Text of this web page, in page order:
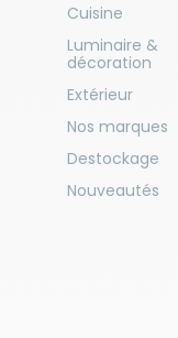
Cuisine
Luminaire &
décoration
Extérieur
Nos marques
Destockage
Nouveautés